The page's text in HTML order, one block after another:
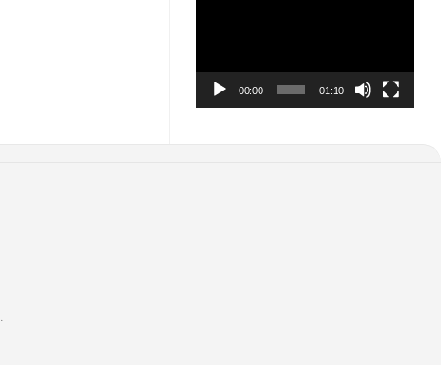
00:00 01:10